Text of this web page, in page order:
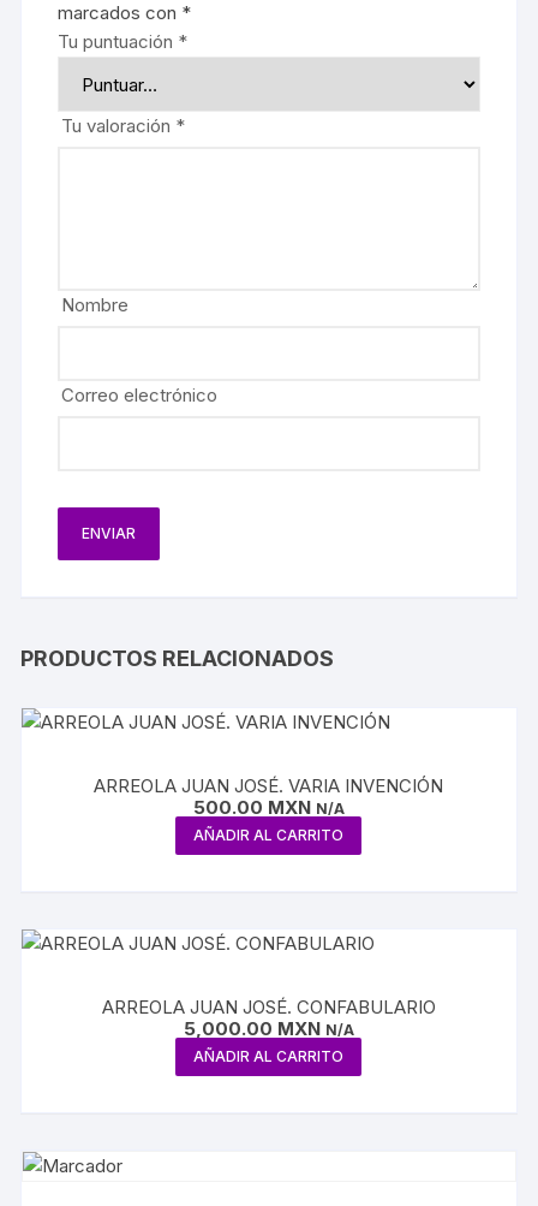
marcados con *
Tu puntuación *
Tu valoración *
Nombre
Correo electrónico
PRODUCTOS RELACIONADOS
ARREOLA JUAN JOSÉ. VARIA INVENCIÓN
500.00 MXN N/A
AÑADIR AL CARRITO
ARREOLA JUAN JOSÉ. CONFABULARIO
5,000.00 MXN N/A
AÑADIR AL CARRITO